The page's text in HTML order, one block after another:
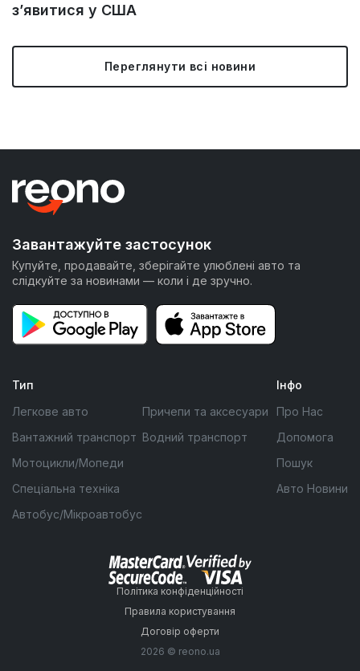
з’явитися у США
Переглянути всі новини
Завантажуйте застосунок
Купуйте, продавайте, зберігайте улюблені авто та
слідкуйте за новинами — коли і де зручно.
Тип
Легкове авто
Вантажний транспорт
Мотоцикли/Мопеди
Спеціальна техніка
Автобус/Мікроавтобус
Причепи та аксесуари
Водний транспорт
Інфо
Про Нас
Допомога
Пошук
Авто Новини
Політика конфіденційності
Правила користування
Договір оферти
2026 © reono.ua